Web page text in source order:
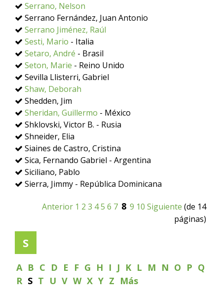
Serrano, Nelson
Serrano Fernández, Juan Antonio
Serrano Jiménez, Raúl
Sesti, Mario - Italia
Setaro, André - Brasil
Seton, Marie - Reino Unido
Sevilla Llisterri, Gabriel
Shaw, Deborah
Shedden, Jim
Sheridan, Guillermo - México
Shklovski, Victor B. - Rusia
Shneider, Elia
Siaines de Castro, Cristina
Sica, Fernando Gabriel - Argentina
Siciliano, Pablo
Sierra, Jimmy - República Dominicana
Anterior 1 2 3 45 6 7 8 9 10 Siguiente (de 14
páginas)
S
A B C D E F G H I J K L M N O P Q
R S T U V W X Y Z Más